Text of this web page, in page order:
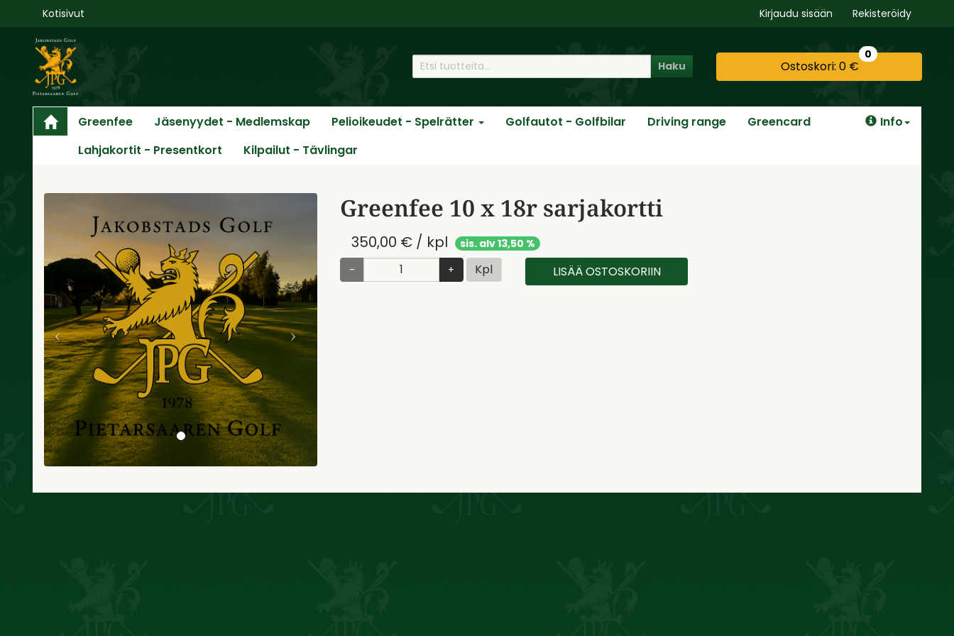
Kotisivut Kirjaudu sisään Rekisteröidy
Haku Ostoskori: 0 €
0
Greenfee Jäsenyydet - Medlemskap Pelioikeudet - Spelrätter Golfautot - Golfbilar Driving range
Greencard
Lahjakortit - Presentkort
Kilpailut - Tävlingar
Info
Greenfee 10 x 18r sarjakortti
350,00 € / kpl
sis. alv 13,50 %
-
+ Kpl LISÄÄ OSTOSKORIIN